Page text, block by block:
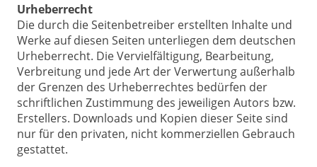
Urheberrecht
Die durch die Seitenbetreiber erstellten Inhalte und
Werke auf diesen Seiten unterliegen dem deutschen
Urheberrecht. Die Vervielfältigung, Bearbeitung,
Verbreitung und jede Art der Verwertung außerhalb
der Grenzen des Urheberrechtes bedürfen der
schriftlichen Zustimmung des jeweiligen Autors bzw.
Erstellers. Downloads und Kopien dieser Seite sind
nur für den privaten, nicht kommerziellen Gebrauch
gestattet.